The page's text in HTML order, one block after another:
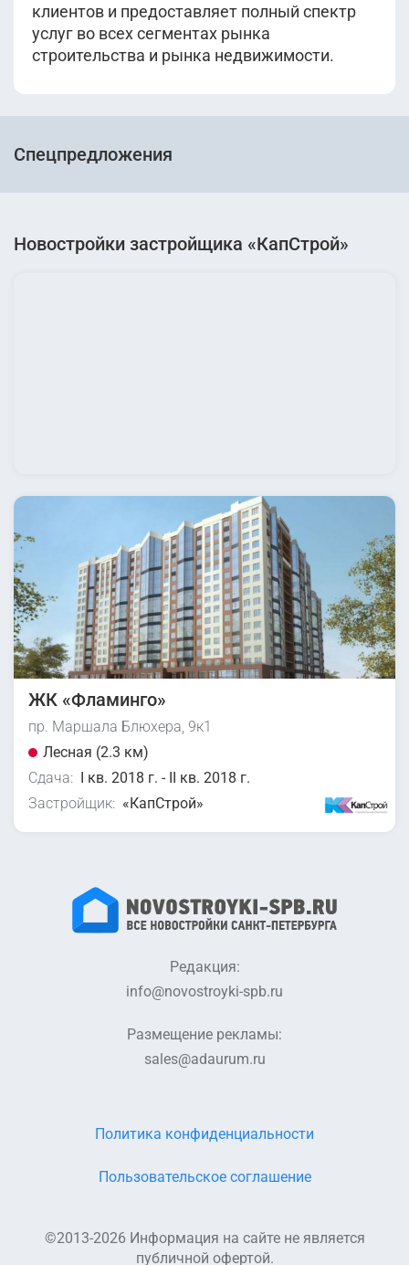
клиентов и предоставляет полный спектр
услуг во всех сегментах рынка
строительства и рынка недвижимости.
Спецпредложения
Новостройки застройщика «КапСтрой»
ЖК «Фламинго»
пр. Маршала Блюхера, 9к1
Лесная (2.3 км)
Сдача: I кв. 2018 г. - II кв. 2018 г.
Застройщик: «КапСтрой»
Редакция:
info@novostroyki-spb.ru
Размещение рекламы:
sales@adaurum.ru
©2013-2026 Информация на сайте не является
публичной офертой.
Пользовательское соглашение
Политика конфиденциальности